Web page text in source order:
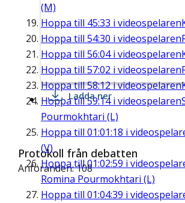
(M)
Hoppa till 45:33 i videospelaren
Hoppa till 54:30 i videospelaren
Hoppa till 56:04i videospelaren
Hoppa till 57:02 i videospelaren
Hoppa till58:12i videospelaren
Hoppa till59:14i videospelaren
Pourmokhtari (L)
Hoppa till 01:01:18 i
(V)
Hoppa till01:02:59 i
Romina Pourmokhtari (L)
Hoppa till 01:04:39 i
Ladda ner
Protokoll från debatten
Anföranden: 108